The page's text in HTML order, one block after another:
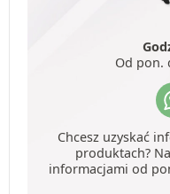
Od pon.
Chcesz uzyskać
produktach?
informacjami od